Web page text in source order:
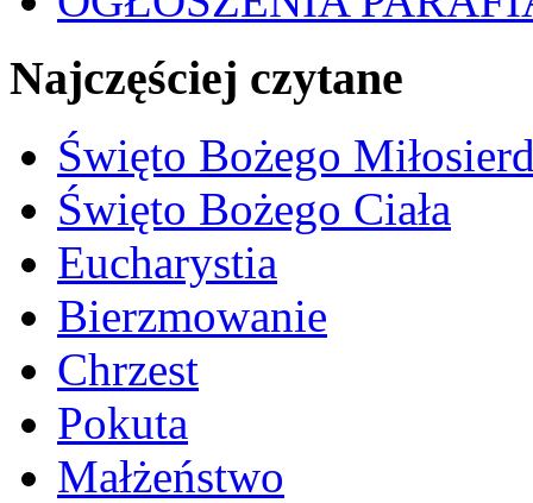
Najczęściej czytane
Święto Bożego
Święto Bożego Ciała
Eucharystia
Bierzmowanie
Chrzest
Pokuta
Małżeństwo